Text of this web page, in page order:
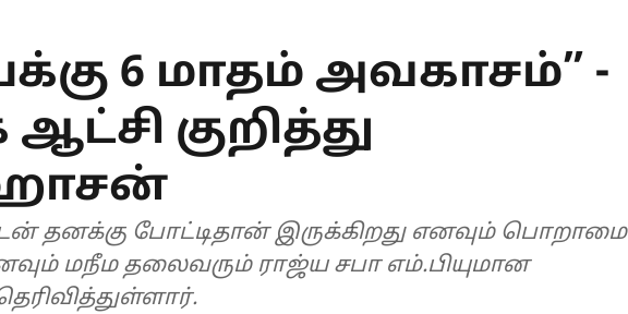
6 மாதம் அவகாசம்” -
குறித்து
தனக்கு போட்டிதான் இருக்கிறது எனவும் பொறாமை
மநீம தலைவரும் ராஜ்ய சபா எம்.பியுமான